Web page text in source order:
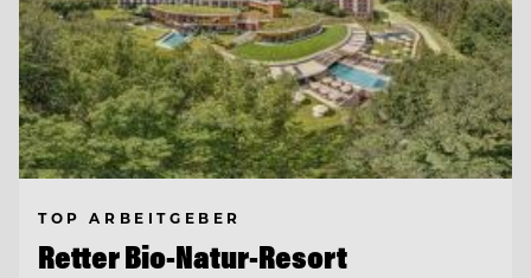
TOP ARBEITGEBER
Retter Bio-Natur-Resort